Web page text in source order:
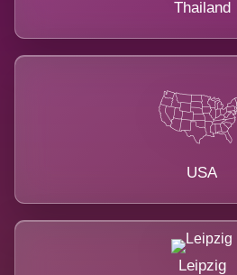
Thailand
USA
Leipzig